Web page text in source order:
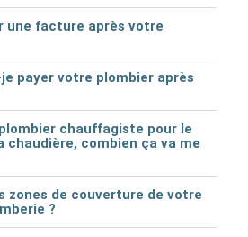
une facture après votre
payer votre plombier après
chauffagiste pour le
chaudière, combien ça va me
zones de couverture de votre
?